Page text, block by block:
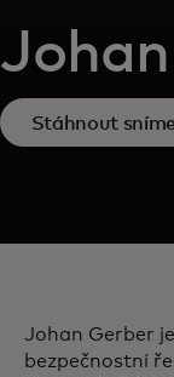
Stáhnout
Johan Gerber
bezpečnostní